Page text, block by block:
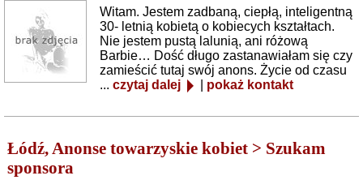
Witam. Jestem zadbaną, ciepłą, inteligentną
30- letnią kobietą o kobiecych kształtach.
Nie jestem pustą lalunią, ani różową
Barbie… Dość długo zastanawiałam się czy
zamieścić tutaj swój anons. Życie od czasu
... czytaj dalej pokaż kontakt
Łódź, Anonse towarzyskie kobiet > Szukam
sponsora